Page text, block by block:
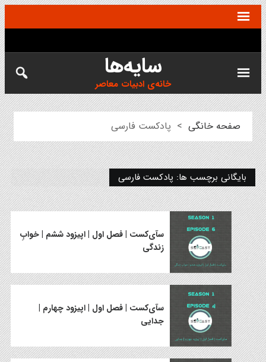
سایه‌ها
خانه‌ی ادبیات معاصر
صفحه خانگی > پادکست فارسی
بایگانی برچسب ها: پادکست فارسی
سآی‌کست | فصل اول | اپیزود ششم | خوابِ
زندگی
سآی‌کست | فصل اول | اپیزود چهارم |
جدایی